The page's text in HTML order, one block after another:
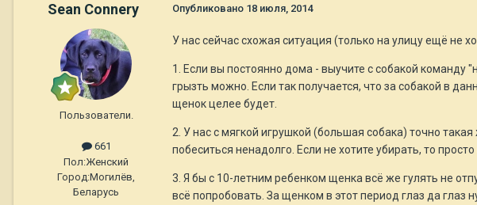
Sean Connery
Пользователи.
661
Пол:Женский
Город:Могилёв,
Беларусь
Опубликовано 18 июля, 2014
У нас сейчас схожая ситуация (только на улицу ещё не
1. Если вы постоянно дома - выучите с собакой команду
грызть можно. Если так получается, что за собакой в
щенок целее будет.
2. У нас с мягкой игрушкой (большая собака) точно
побеситься ненадолго. Если не хотите убирать, то
3. Я бы с 10-летним ребенком щенка всё же гулять не
всё попробовать. За щенком в этот период глаз да глаз